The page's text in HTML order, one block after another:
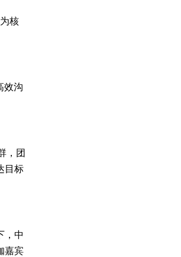
核
效沟
，团
目标
，中
嘉宾